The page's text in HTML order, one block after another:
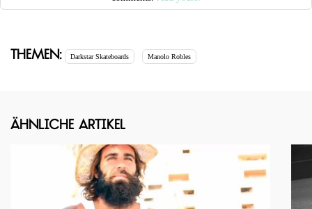
Themen: Darkstar Skateboards Manolo Robles
Ähnliche Artikel